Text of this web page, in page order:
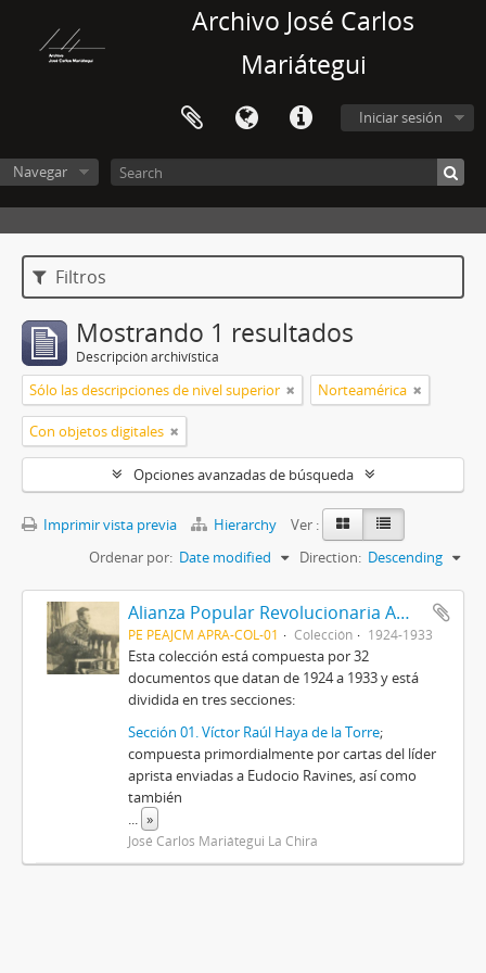
Archivo José Carlos
Mariátegui
Iniciar sesión
Navegar
Filtros
Mostrando 1 resultados
Descripción archivística
Sólo las descripciones de nivel superior Norteamérica
Con objetos digitales
Opciones avanzadas de búsqueda
Imprimir vista previa Hierarchy
Ver :
Ordenar por: Date modified Direction: Descending
Alianza Popular Revolucionaria Americana-APRA (Colección)
PE PEAJCM APRA-COL-01 Colección 1924-1933
Esta colección está compuesta por 32
documentos que datan de 1924 a 1933 y está
dividida en tres secciones:
Sección 01. Víctor Raúl Haya de la Torre;
compuesta primordialmente por cartas del líder
aprista enviadas a Eudocio Ravines, así como
también
... »
José Carlos Mariátegui La Chira